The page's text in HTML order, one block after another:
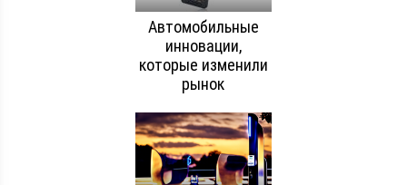
Автомобильные
инновации,
которые изменили
рынок